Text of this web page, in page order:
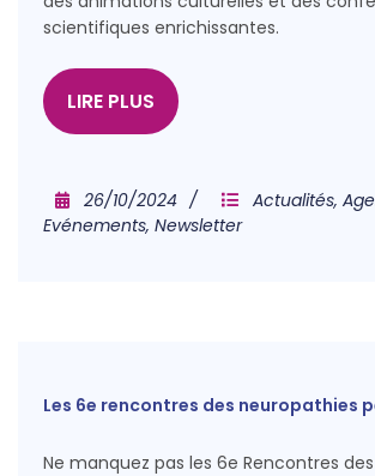
scientifiques enrichissantes.
LIRE PLUS
26/10/2024 Actualités,
Evénements, Newsletter
Les 6e rencontres des neuropathies
Ne manquez pas les 6e Rencontres